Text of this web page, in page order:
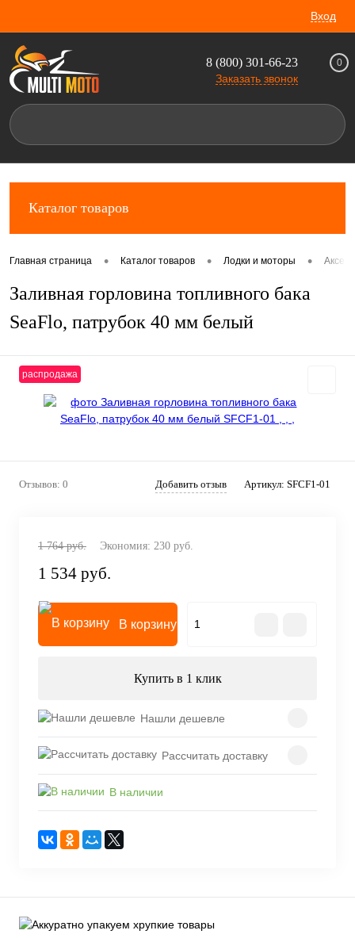
Вход
8 (800) 301-66-23
Заказать звонок
0
Каталог товаров
Главная страница • Каталог товаров • Лодки и моторы •
Заливная горловина топливного бака
SeaFlo, патрубок 40 мм белый
распродажа
Отзывов: 0 Добавить отзыв Артикул: SFCF1-01
1 764 руб. Экономия: 230 руб.
1 534 руб.
В корзину
Купить в 1 клик
Нашли дешевле
Рассчитать доставку
В наличии